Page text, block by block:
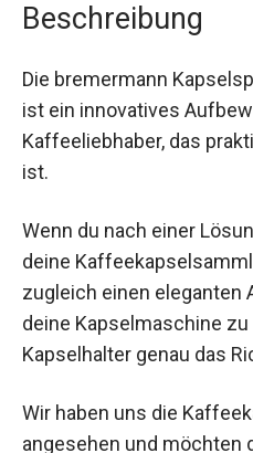
Beschreibung
Die bremermann
ist ein innovatives
Kaffeeliebhaber, das
ist.
Wenn du nach einer
deine
zugleich einen eleganten
deine Kapselmaschine
Kapselhalter genau das
Wir haben uns die
angesehen und möchten